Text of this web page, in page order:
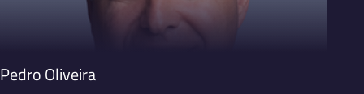
Pedro Oliveira